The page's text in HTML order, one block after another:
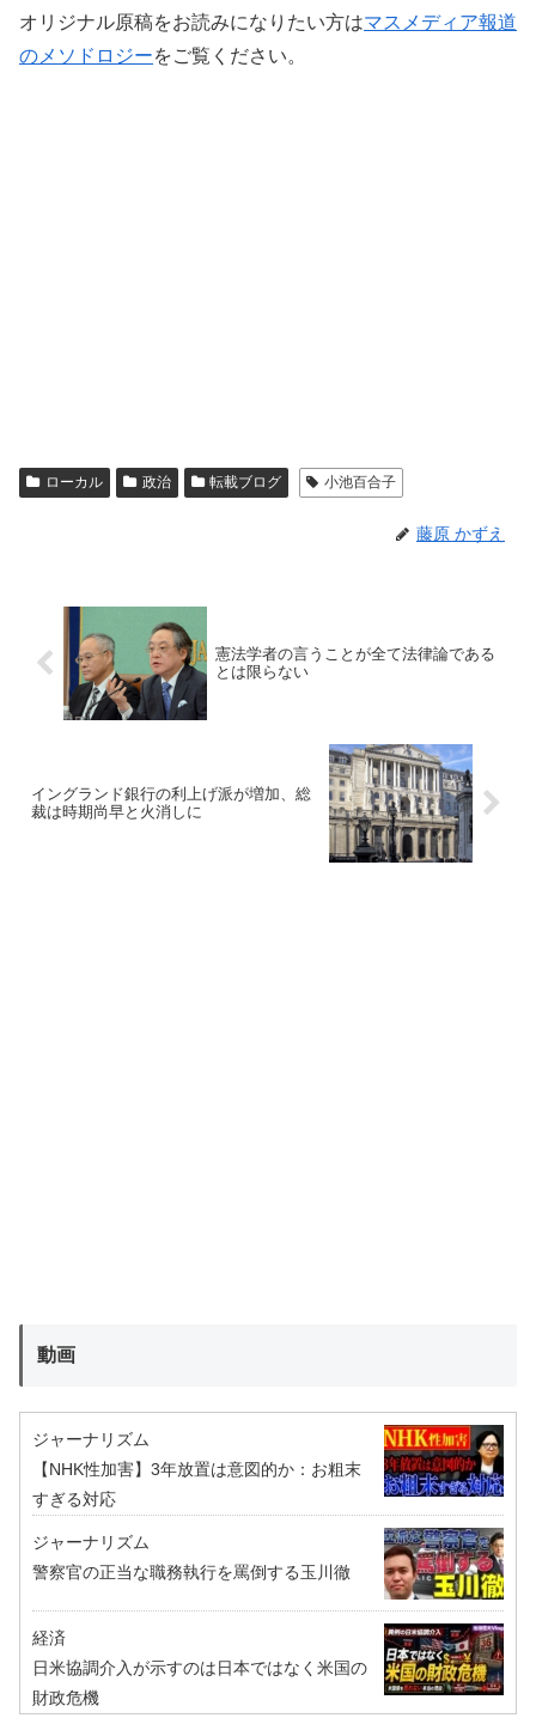
オリジナル原稿をお読みになりたい方はマスメディア報道
のメソドロジーをご覧ください。
ローカル 政治 転載ブログ 小池百合子
藤原 かずえ
憲法学者の言うことが全て法律論である
とは限らない
イングランド銀行の利上げ派が増加、総
裁は時期尚早と火消しに
動画
ジャーナリズム
【NHK性加害】3年放置は意図的か：お粗末
すぎる対応
ジャーナリズム
警察官の正当な職務執行を罵倒する玉川徹
経済
日米協調介入が示すのは日本ではなく米国の
財政危機